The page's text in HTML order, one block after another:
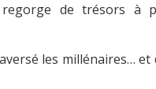
regorge de trésors à
les millénaires… et